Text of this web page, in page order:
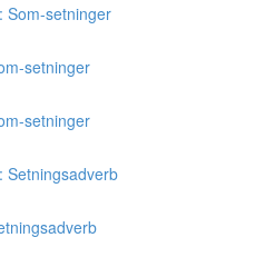
Som-setninger
setninger
setninger
Setningsadverb